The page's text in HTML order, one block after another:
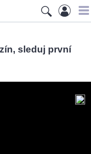
sleduj první